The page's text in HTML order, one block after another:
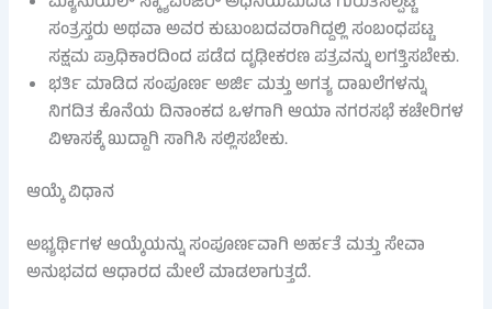
ಸಂತ್ರಸ್ತರು ಅಥವಾ ಅವರ ಕುಟುಂಬದವರಾಗಿದ್ದಲ್ಲಿ ಸಂಬಂಧಪಟ್ಟ
ಸಕ್ಷಮ ಪ್ರಾಧಿಕಾರದಿಂದ ಪಡೆದ ದೃಢೀಕರಣ ಪತ್ರವನ್ನು ಲಗತ್ತಿಸಬೇಕು.
ಭರ್ತಿ ಮಾಡಿದ ಸಂಪೂರ್ಣ ಅರ್ಜಿ ಮತ್ತು ಅಗತ್ಯ ದಾಖಲೆಗಳನ್ನು
ನಿಗದಿತ ಕೊನೆಯ ದಿನಾಂಕದ ಒಳಗಾಗಿ ಆಯಾ ನಗರಸಭೆ ಕಚೇರಿಗಳ
ವಿಳಾಸಕ್ಕೆ ಖುದ್ದಾಗಿ ಸಾಗಿಸಿ ಸಲ್ಲಿಸಬೇಕು.
ಆಯ್ಕೆ ವಿಧಾನ
ಅಭ್ಯರ್ಥಿಗಳ ಆಯ್ಕೆಯನ್ನು ಸಂಪೂರ್ಣವಾಗಿ ಅರ್ಹತೆ ಮತ್ತು ಸೇವಾ
ಅನುಭವದ ಆಧಾರದ ಮೇಲೆ ಮಾಡಲಾಗುತ್ತದೆ.